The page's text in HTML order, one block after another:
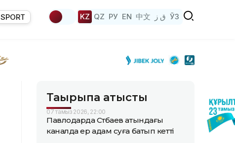
SPORT KZ QZ РУ EN 中文 ق ز ЎЗ
Тақырыпқа қатысты
07 тамыз 2026, 22:00
Павлодарда Сәтбаев атындағы
каналда ер адам суға батып кетті